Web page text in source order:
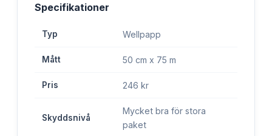
Specifikationer
Typ Wellpapp
Mått 50 cm x 75 m
Pris 246 kr
Skyddsnivå
Mycket bra för stora
paket